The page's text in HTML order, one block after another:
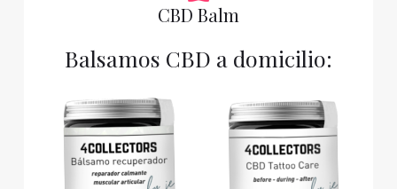
CBD Balm
Balsamos CBD a domicilio: